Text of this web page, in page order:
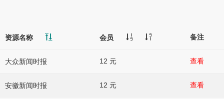
资源名称 会员 备注
大众新闻时报 12 元 查看
安徽新闻时报 12 元 查看